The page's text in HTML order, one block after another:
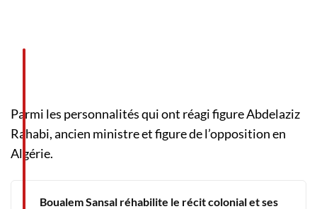
Parmi les personnalités qui ont réagi figure Abdelaziz
Rahabi, ancien ministre et figure de l’opposition en
Algérie.
Boualem Sansal réhabilite le récit colonial et ses